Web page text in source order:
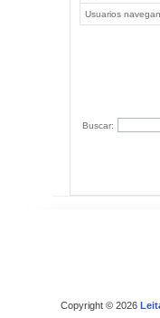
Usuarios
Buscar:
Copyright © 2026